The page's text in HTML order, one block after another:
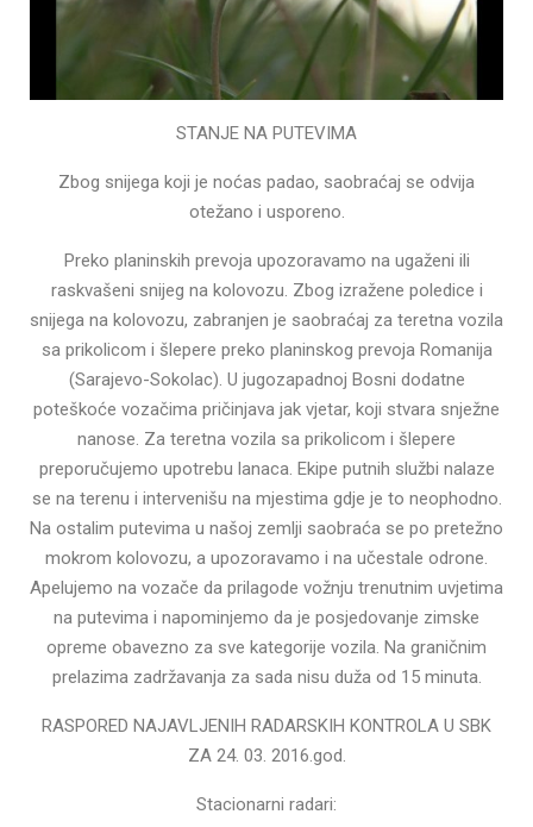
STANJE NA PUTEVIMA
Zbog snijega koji je noćas padao, saobraćaj se odvija
otežano i usporeno.
Preko planinskih prevoja upozoravamo na ugaženi ili
raskvašeni snijeg na kolovozu. Zbog izražene poledice i
snijega na kolovozu, zabranjen je saobraćaj za teretna vozila
sa prikolicom i šlepere preko planinskog prevoja Romanija
(Sarajevo-Sokolac). U jugozapadnoj Bosni dodatne
poteškoće vozačima pričinjava jak vjetar, koji stvara snježne
nanose. Za teretna vozila sa prikolicom i šlepere
preporučujemo upotrebu lanaca. Ekipe putnih službi nalaze
se na terenu i intervenišu na mjestima gdje je to neophodno.
Na ostalim putevima u našoj zemlji saobraća se po pretežno
mokrom kolovozu, a upozoravamo i na učestale odrone.
Apelujemo na vozače da prilagode vožnju trenutnim uvjetima
na putevima i napominjemo da je posjedovanje zimske
opreme obavezno za sve kategorije vozila. Na graničnim
prelazima zadržavanja za sada nisu duža od 15 minuta.
RASPORED NAJAVLJENIH RADARSKIH KONTROLA U SBK
ZA 24. 03. 2016.god.
Stacionarni radari: